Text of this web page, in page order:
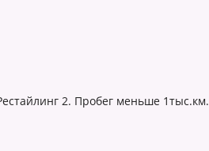
2. Пробег меньше 1тыс.км.